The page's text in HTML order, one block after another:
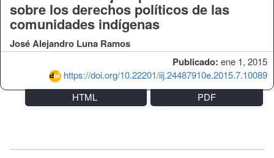
Publicado: ene 1, 2015
https://doi.org/10.22201/iij.24487910e.2015.7.10089
sobre los derechos políticos de las
comunidades indígenas
José Alejandro Luna Ramos
HTML PDF